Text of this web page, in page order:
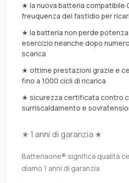
★ la nuova batteria compatibile
freuquenza del fastidio per
★ la batteria non perde
esercizio neanche dopo
scarica
★ ottime prestazioni grazie e
fino a 1000 cicli di ricarica
★ sicurezza certificata contro
surriscaldamento e
★ 1 anni di garanzia ★
Batteriaone® significa qualità
diamo 1 anni di garanzia